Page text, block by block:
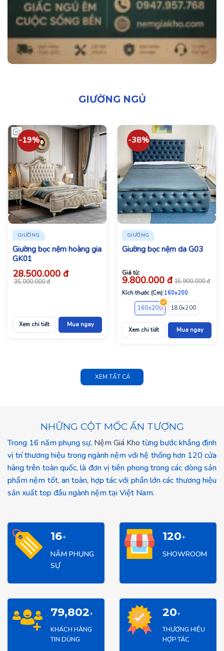
GIƯỜNG NGỦ
-19%
GIƯỜNG
Giường bọc nệm hoàng gia
GK01
28.500.000 đ
Giá
35.000.000đ
Xem chi tiết Mua ngay
-38%
GIƯỜNG
Giường bọc nệm da G03
Giá từ:
9.800.000 đ 15.900.000đ
Kích thước (Cm):160x200
160x200
180x200
Xem chi tiết Mua ngay
XEM TẤT CẢ
NHỮNG CỘT MỐC ẤN TƯỢNG
Trong 16 năm phụng sự, Nệm Giá Kho từng bước khẳng định
vị trí thương hiệu trong ngành nệm với hệ thống hơn 120 cửa
hàng trên toàn quốc, là đơn vị tiên phong trong các dòng sản
phẩm nệm tốt, an toàn, hợp tác với phần lớn các thương hiệu
sản xuất top đầu ngành nệm tại Việt Nam.
16+
NĂM PHỤNG
SỰ
120+
SHOWROOM
80,000+
KHÁCH HÀNG
TIN DÙNG
20+
THƯƠNG HIỆU
HỢP TÁC